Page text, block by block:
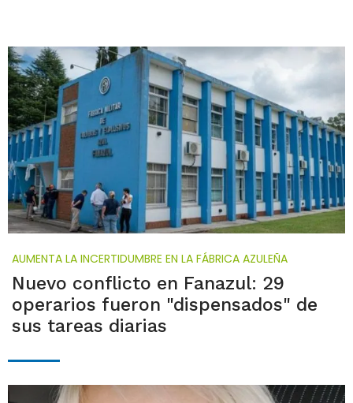
AUMENTA LA INCERTIDUMBRE EN LA FÁBRICA AZULEÑA
Nuevo conflicto en Fanazul: 29
operarios fueron "dispensados" de
sus tareas diarias